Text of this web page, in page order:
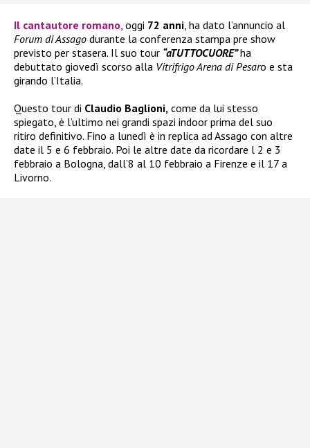
Il cantautore romano, oggi 72 anni, ha dato l’annuncio al
Forum di Assago durante la conferenza stampa pre show
previsto per stasera. Il suo tour “aTUTTOCUORE”ha
debuttato giovedì scorso alla Vitrifrigo Arena di Pesaro e sta
girando l’Italia.
Questo tour di Claudio Baglioni, come da lui stesso
spiegato, è l’ultimo nei grandi spazi indoor prima del suo
ritiro definitivo. Fino a lunedì è in replica ad Assago con altre
date il 5 e 6 febbraio. Poi le altre date da ricordare l 2 e 3
febbraio a Bologna, dall’8 al 10 febbraio a Firenze e il 17 a
Livorno.